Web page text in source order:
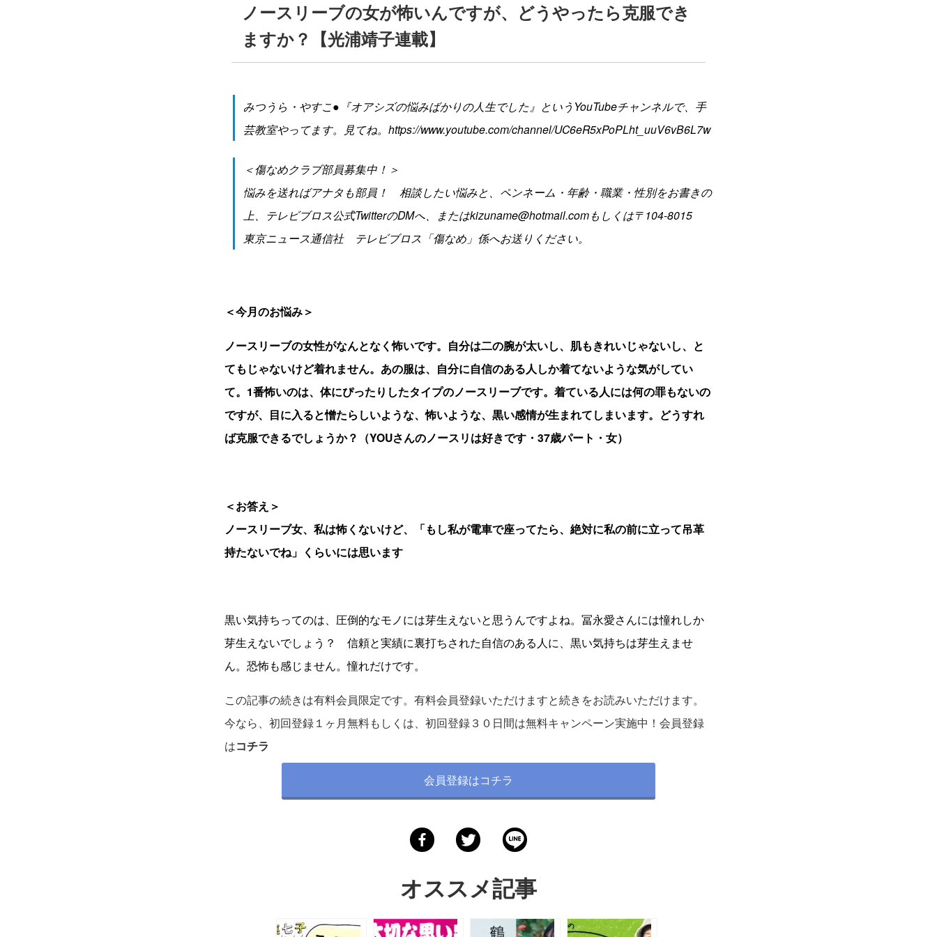
ノースリーブの女が怖いんですが、どうやったら克服でき
ますか？【光浦靖子連載】
みつうら・やすこ●『オアシズの悩みばかりの人生でした』というYouTubeチャンネルで、手
芸教室やってます。見てね。 https://www.youtube.com/channel/UC6eR5xPoPLht_uuV6vB6L7w
＜傷なめクラブ部員募集中！＞
悩みを送ればアナタも部員！ 相談したい悩みと、ペンネーム・年齢・職業・性別をお書きの
上、テレビブロス公式TwitterのDMへ、またはkizuname@hotmail.comもしくは〒104-8015
東京ニュース通信社 テレビブロス「傷なめ」係へお送りください。
＜今月のお悩み＞
ノースリーブの女性がなんとなく怖いです。自分は二の腕が太いし、肌もきれいじゃないし、と
てもじゃないけど着れません。あの服は、自分に自信のある人しか着てないような気がしてい
て。1番怖いのは、体にぴったりしたタイプのノースリーブです。着ている人には何の罪もないの
ですが、目に入ると憎たらしいような、怖いような、黒い感情が生まれてしまいます。どうすれ
ば克服できるでしょうか？（YOUさんのノースリは好きです・37歳パート・女）
＜お答え＞
ノースリーブ女、私は怖くないけど、「もし私が電車で座ってたら、絶対に私の前に立って吊革
持たないでね」くらいには思います
黒い気持ちってのは、圧倒的なモノには芽生えないと思うんですよね。冨永愛さんには憧れしか
芽生えないでしょう？ 信頼と実績に裏打ちされた自信のある人に、黒い気持ちは芽生えませ
ん。恐怖も感じません。憧れだけです。
この記事の続きは有料会員限定です。有料会員登録いただけますと続きをお読みいただけます。
今なら、初回登録１ヶ月無料もしくは、初回登録３０日間は無料キャンペーン実施中！会員登録
はコチラ
会員登録はコチラ
オススメ記事